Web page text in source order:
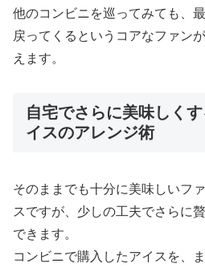
他のコンビニを巡ってみても、
戻ってくるというコアなファン
えます。
自宅でさらに美味しく
イスのアレンジ術
そのままでも十分に美味しいフ
スですが、少しの工夫でさらに
できます。
コンビニで購入したアイスを、